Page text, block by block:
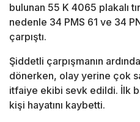
bulunan 55 K 4065 plakalı
nedenle 34 PMS 61 ve 34
çarpıştı.
Şiddetli çarpışmanın
dönerken, olay yerine çok
itfaiye ekibi sevk edildi. İlk
kişi hayatını kaybetti.